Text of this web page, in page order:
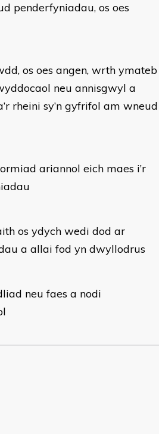
penderfyniadau, os oes
os oes angen, wrth ymateb
neu annisgwyl a
rheini sy’n gyfrifol am wneud
ariannol eich maes i’r
os ydych wedi dod ar
a allai fod yn dwyllodrus
neu faes a nodi